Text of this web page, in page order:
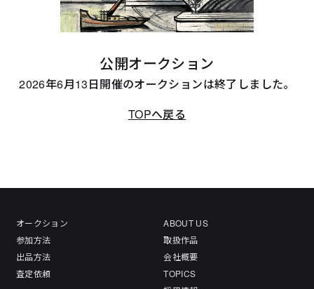
公開オークション
2026年6月13日開催のオークションは終了しました。
TOPへ戻る
オークション
参加方法
出品方法
査定依頼
ABOUT US
取扱作品
会社概要
TOPICS